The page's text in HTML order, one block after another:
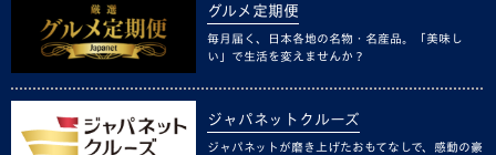
グルメ定期便
毎月届く、日本各地の名物・名産品。「美味し
い」で生活を変えませんか？
ジャパネットクルーズ
ジャパネットが磨き上げたおもてなしで、感動の豪